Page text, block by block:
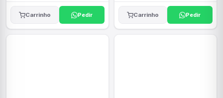
Carrinho Pedir Carrinho Pedir